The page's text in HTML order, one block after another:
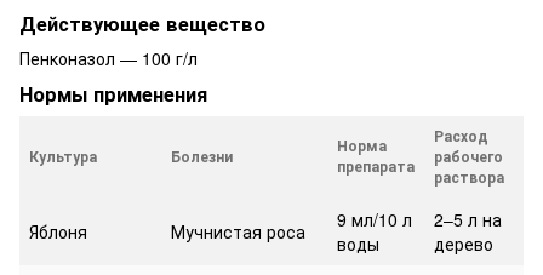
Действующее вещество
Пенконазол — 100 г/л
Нормы применения
Культура Болезни
Норма
препарата
Расход
рабочего
раствора
Яблоня Мучнистая роса
9 мл/10 л
воды
2–5 л на
дерево